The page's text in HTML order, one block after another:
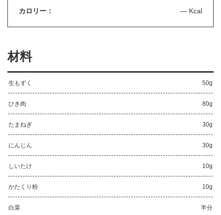
カロリー： — Kcal
材料
生もずく 50g
ひき肉 80g
たまねぎ 30g
にんじん 30g
しいたけ 10g
かたくり粉 10g
白菜 半分